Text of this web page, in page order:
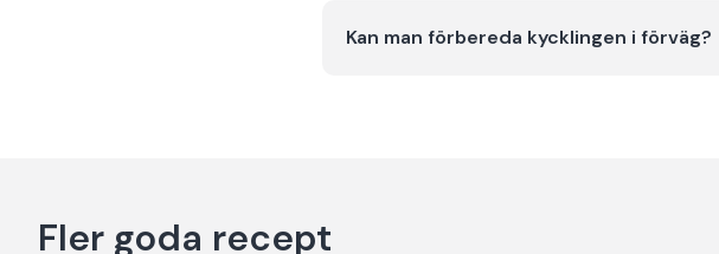
Kan man förbereda kycklingen i förväg?
Fler goda recept